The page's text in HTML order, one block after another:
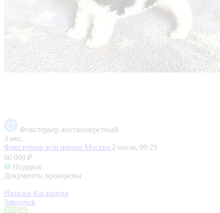
Фокстерьер жесткошерстный
3 мес.
Фокстерьер ж/ш щенки Москва 2 июля, 09:29
60 000 ₽
Подарок
Документы проверены
Наталья Каганцева
Заводчик